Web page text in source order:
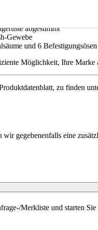
abgestimmt
Gewebe
und 6 Befestigungsösen
Möglichkeit, Ihre
zu finden
wir gegebenenfalls eine
Merkliste und starten Sie